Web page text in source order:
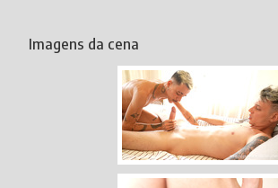
Imagens da cena